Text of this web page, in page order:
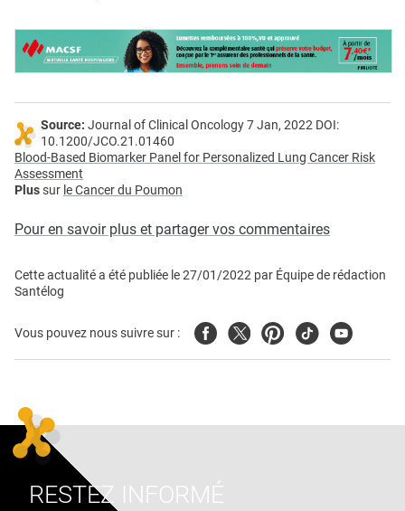
Source: Journal of Clinical Oncology 7 Jan, 2022 DOI:
10.1200/JCO.21.01460
Blood-Based Biomarker Panel for Personalized Lung Cancer Risk
Assessment
Plussur le Cancer du Poumon
Pour en savoir plus et partager vos commentaires
Cette actualité a été publiée le27/01/2022 par Équipe de rédaction
Santélog
Vous pouvez nous suivre sur : FacebookTwitterPinterest
TiktokYoutube
RESTEZ INFORMÉ